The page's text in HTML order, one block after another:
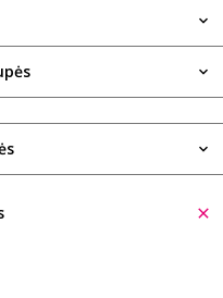
Aleliūnienė
López Álvarez